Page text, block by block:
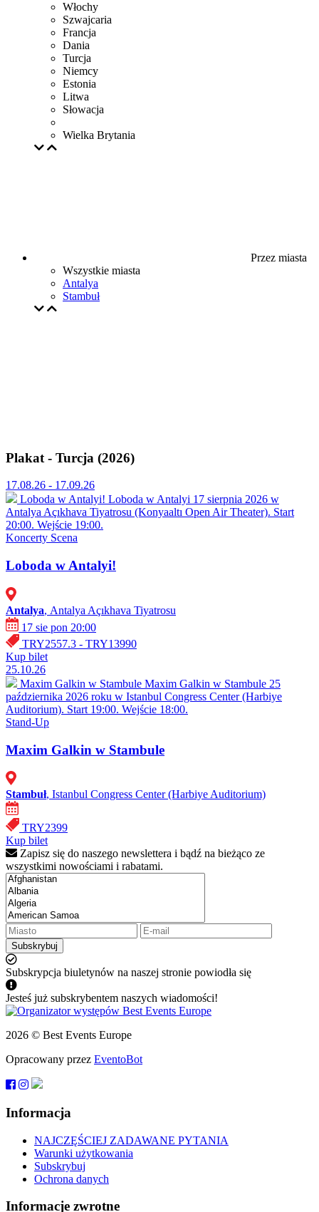
Włochy
Szwajcaria
Francja
Dania
Turcja
Niemcy
Estonia
Litwa
Słowacja
Wielka Brytania
Przez miasta
Wszystkie miasta
Antalya
Stambuł
Plakat - Turcja (2026)
17.08.26 - 17.09.26
Loboda w Antalyi! Loboda w Antalyi 17 sierpnia 2026 w
Antalya Açıkhava Tiyatrosu (Konyaaltı Open Air Theater). Start
20:00. Wejście 19:00.
Koncerty Scena
Loboda w Antalyi!
Antalya, Antalya Açıkhava Tiyatrosu
17 sie pon 20:00
TRY2557.3 - TRY13990
Kup bilet
25.10.26
Maxim Galkin w Stambule Maxim Galkin w Stambule 25
października 2026 roku w Istanbul Congress Center (Harbiye
Auditorium). Start 19:00. Wejście 18:00.
Stand-Up
Maxim Galkin w Stambule
Stambuł, Istanbul Congress Center (Harbiye Auditorium)
TRY2399
Kup bilet
Zapisz się do naszego newslettera i bądź na bieżąco ze
wszystkimi nowościami i rabatami.
Subskrybuj
Subskrypcja biuletynów na naszej stronie powiodła się
Jesteś już subskrybentem naszych wiadomości!
2026 © Best Events Europe
Opracowany przez EventoBot
Informacja
NAJCZĘŚCIEJ ZADAWANE PYTANIA
Warunki użytkowania
Subskrybuj
Ochrona danych
Informacje zwrotne